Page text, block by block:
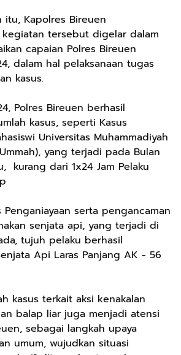
itu, Kapolres Bireuen
tersebut digelar dalam
capaian Polres Bireuen
dalam hal pelaksanaan tugas
kasus.
Polres Bireuen berhasil
kasus, seperti Kasus
Universitas Muhammadiyah
yang terjadi pada Bulan
kurang dari 1x24 Jam Pelaku
Penganiayaan serta pengancaman
senjata api, yang terjadi di
tujuh pelaku berhasil
Api Laras Panjang AK - 56
kasus terkait aksi kenakalan
balap liar juga menjadi atensi
sebagai langkah upaya
umum, wujudkan situasi